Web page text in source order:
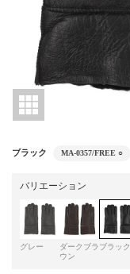
ブラック MA-0357/FREE ○
バリエーション
グレー
ダークブラ
ウン
ブラック